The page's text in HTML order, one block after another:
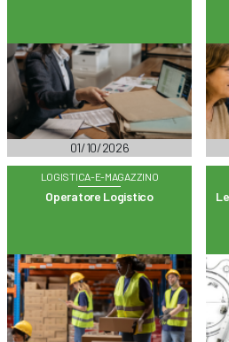
01/10/2026
LOGISTICA-E-MAGAZZINO
Operatore Logistico